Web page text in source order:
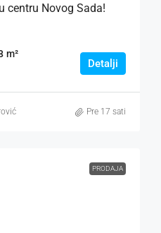
centru Novog Sada!
m²
Detalji
Pre 17 sati
PRODAJA